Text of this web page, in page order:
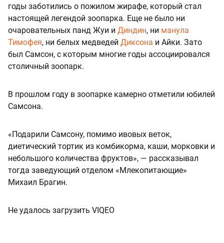
годы заботились о пожилом жирафе, который стал
настоящей легендой зоопарка. Еще не было ни
очаровательных панд Жуи и Диндин, ни манула
Тимофея, ни белых медведей Диксона и Айки. Зато
был Самсон, с которым многие годы ассоциировался
столичный зоопарк.
В прошлом году в зоопарке камерно отметили юбилей
Самсона.
«Подарили Самсону, помимо ивовых веток,
диетический тортик из комбикорма, каши, морковки и
небольшого количества фруктов», — рассказывал
тогда заведующий отделом «Млекопитающие»
Михаил Брагин.
Не удалось загрузить VIQEO